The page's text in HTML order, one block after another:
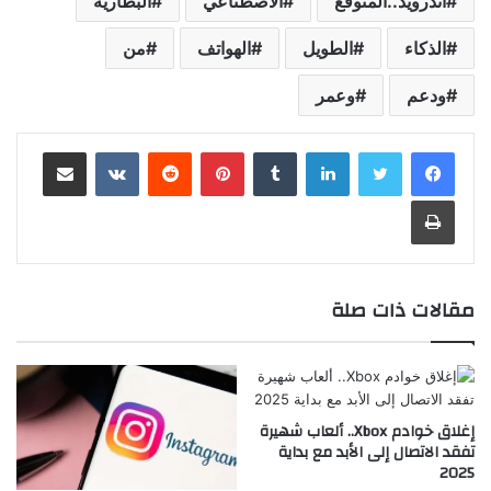
الذكاء الطويل الهواتف من
ودعم وعمر
لينكدإن بينتيريست
مقالات ذات صلة
إغلاق خوادم Xbox.. ألعاب شهيرة
تفقد الاتصال إلى الأبد مع بداية
2025